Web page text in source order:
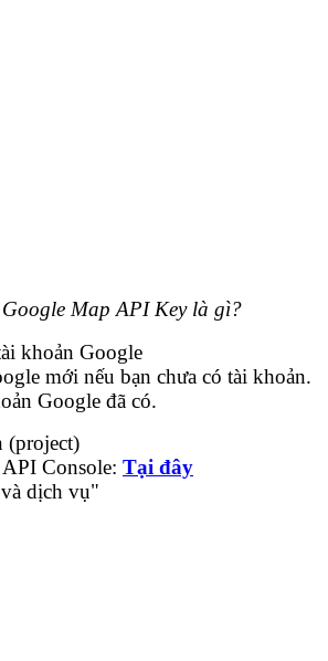
Map API Key là gì?
khoản Google
mới nếu bạn chưa có tài khoản.
Google đã có.
(project)
Console: Tại đây
dịch vụ"